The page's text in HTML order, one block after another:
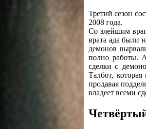
Третий сезон
2008 года.
Со злейшим
врата ада были
демонов
полно работы.
сделки с
Талбот,
продавая
владеет всеми